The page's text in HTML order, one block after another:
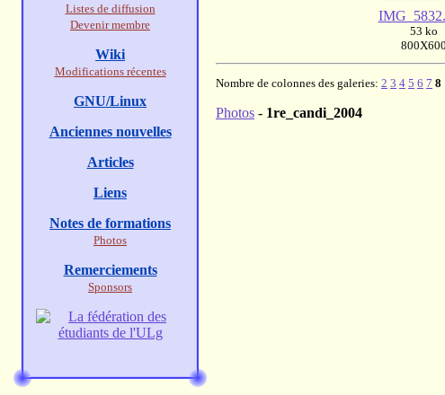
53 ko
800X600
Nombre de colonnes des galeries: 2 3 4 5 6 7 8
Photos - 1re_candi_2004
Listes de diffusion
Devenir membre
Wiki
Modifications récentes
GNU/Linux
Anciennes nouvelles
Articles
Liens
Notes de formations
Photos
Remerciements
Sponsors